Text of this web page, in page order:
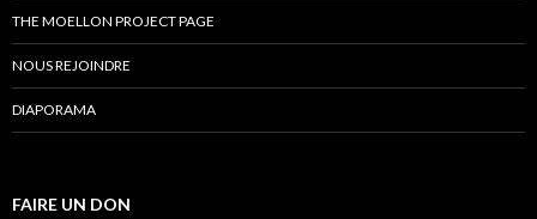
THE MOELLON PROJECT PAGE
NOUS REJOINDRE
DIAPORAMA
FAIRE UN DON